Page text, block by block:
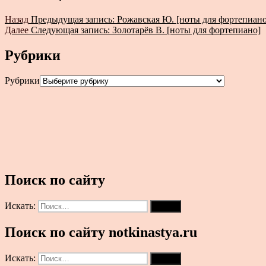
Назад Предыдущая запись: Рожавская Ю. [ноты для
Далее Следующая запись: Золотарёв В. [ноты для фортепиано]
Рубрики
Рубрики
Поиск по сайту
Искать:
Поиск по сайту notkinastya.ru
Искать: